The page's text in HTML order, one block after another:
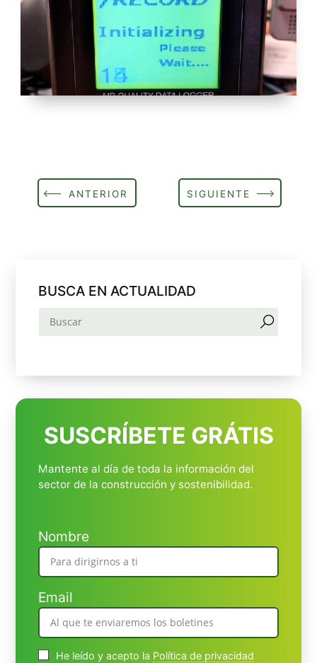
ANTERIOR SIGUIENTE
BUSCA EN ACTUALIDAD
SUSCRÍBETE GRÁTIS
Mantente al día de toda la información del
sector de la construcción y sostenibilidad.
Nombre
Email
He leído y acepto la Política de privacidad